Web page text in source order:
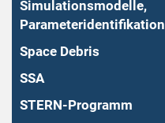
Simulationsmodelle,
Parameteridentifikation
Space Debris
SSA
STERN-Programm